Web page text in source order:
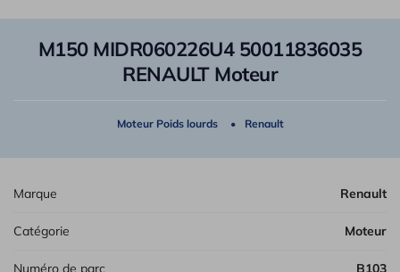
M150 MIDR060226U4 50011836035
RENAULT Moteur
Moteur Poids lourds Renault
Marque Renault
Catégorie Moteur
Numéro de parc B103